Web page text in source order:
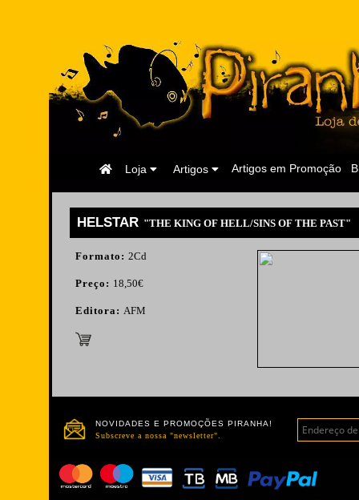
Artigos em Promoção
Artigos
Loja
Página
HELSTAR "THE KING OF HELL/SINS OF THE PAST"
Formato: 2Cd
Preço: 18,50€
Editora: AFM
NOVIDADES E PROMOÇÕES PIRANHA!
Subscreve a nossa "newsletter".